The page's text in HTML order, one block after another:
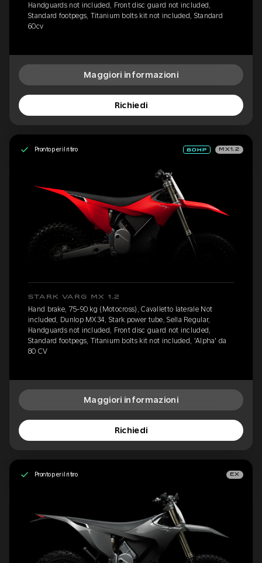
Handguards not included, Front disc guard not included,
Standard footpegs, Titanium bolts kit not included, Standard
60cv
Maggiori informazioni
Richiedi
Pronto per il ritiro MX1.2
STARK VARG MX 1.2
Hand brake, 75-90 kg (Motocross), Cavalletto laterale Not
included, Dunlop MX34, Stark power tube, Sella Regular,
Handguards not included, Front disc guard not included,
Standard footpegs, Titanium bolts kit not included, 'Alpha' da
80 CV
Maggiori informazioni
Richiedi
Pronto per il ritiro EX